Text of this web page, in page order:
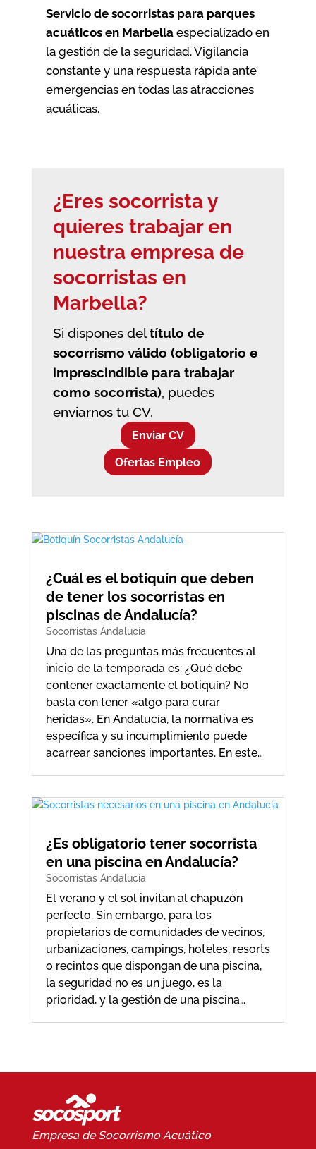
Servicio de socorristas para parques
acuáticos en Marbella especializado en
la gestión de la seguridad. Vigilancia
constante y una respuesta rápida ante
emergencias en todas las atracciones
acuáticas.
¿Eres socorrista y
quieres trabajar en
nuestra empresa de
socorristas en
Marbella?
Si dispones deltítulo de
socorrismo válido (obligatorio e
imprescindible para trabajar
como socorrista), puedes
enviarnos tu CV.
Enviar CV
Ofertas Empleo
¿Cuál es el botiquín que deben
de tener los socorristas en
piscinas de Andalucía?
Socorristas Andalucia
Una de las preguntas más frecuentes al
inicio de la temporada es: ¿Qué debe
contener exactamente el botiquín? No
basta con tener «algo para curar
heridas». En Andalucía, la normativa es
específica y su incumplimiento puede
acarrear sanciones importantes. En este…
¿Es obligatorio tener socorrista
en una piscina en Andalucía?
Socorristas Andalucia
El verano y el sol invitan al chapuzón
perfecto. Sin embargo, para los
propietarios de comunidades de vecinos,
urbanizaciones, campings, hoteles, resorts
o recintos que dispongan de una piscina,
la seguridad no es un juego, es la
prioridad, y la gestión de una piscina…
Empresa de SocorrismoAcuático